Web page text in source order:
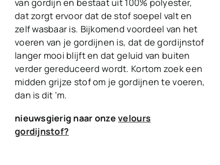
van gordijn en bestaat uit 100% polyester,
dat zorgt ervoor dat de stof soepel valt en
zelf wasbaar is. Bijkomend voordeel van het
voeren van je gordijnen is, dat de gordijnstof
langer mooi blijft en dat geluid van buiten
verder gereduceerd wordt. Kortom zoek een
midden grijze stof om je gordijnen te voeren,
dan is dit ‘m.
nieuwsgierig naar onzevelours
gordijnstof?